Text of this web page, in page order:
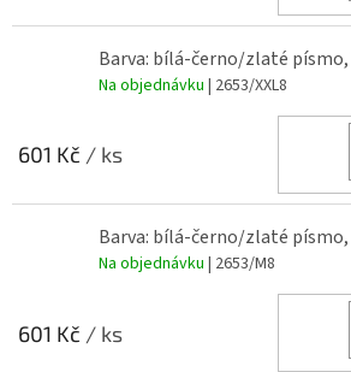
Barva: bílá-černo/zlaté písmo,
Na objednávku | 2653/XXL8
601 Kč / ks
Barva: bílá-černo/zlaté písmo,
Na objednávku | 2653/M8
601 Kč / ks